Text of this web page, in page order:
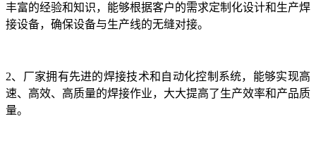
丰富的经验和知识，能够根据客户的需求定制化设计和生产焊
接设备，确保设备与生产线的无缝对接。
2、厂家拥有先进的焊接技术和自动化控制系统，能够实现高
速、高效、高质量的焊接作业，大大提高了生产效率和产品质
量。